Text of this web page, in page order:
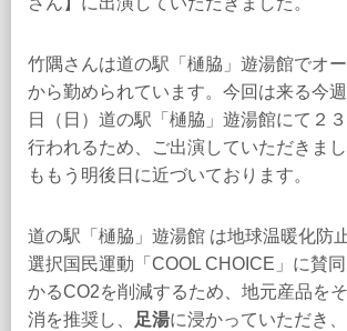
竹隅さんは道の駅「樋脇」遊湯館でオ
から勤められています。今回は来る今
日（日）道の駅「樋脇」遊湯館にて２
行われるため、ご出演していただきま
ももう明後日に近づいております。
道の駅「樋脇」遊湯館 は地球温暖化防
選択国民運動「COOL CHOICE」に賛
かるCO2を削減するため、地元産品を
消を推奨し、
足湯に浸かっていただき